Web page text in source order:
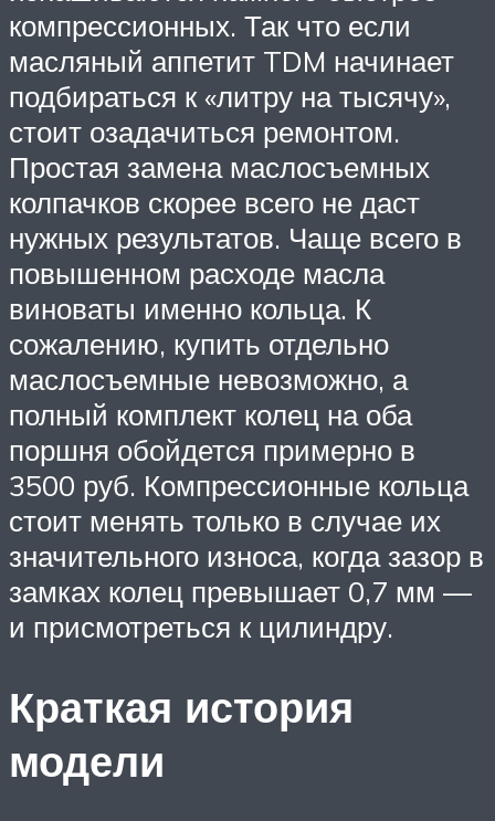
компрессионных. Так что если
масляный аппетит TDM начинает
подбираться к «литру на тысячу»,
стоит озадачиться ремонтом.
Простая замена маслосъемных
колпачков скорее всего не даст
нужных результатов. Чаще всего в
повышенном расходе масла
виноваты именно кольца. К
сожалению, купить отдельно
маслосъемные невозможно, а
полный комплект колец на оба
поршня обойдется примерно в
3500 руб. Компрессионные кольца
стоит менять только в случае их
значительного износа, когда зазор в
замках колец превышает 0,7 мм —
и присмотреться к цилиндру.
Краткая история
модели